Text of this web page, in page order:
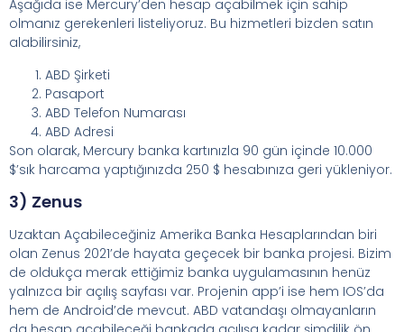
Aşağıda ise Mercury’den hesap açabilmek için sahip
olmanız gerekenleri listeliyoruz. Bu hizmetleri bizden satın
alabilirsiniz,
ABD Şirketi
Pasaport
ABD Telefon Numarası
ABD Adresi
Son olarak, Mercury banka kartınızla 90 gün içinde 10.000
$’sık harcama yaptığınızda 250 $ hesabınıza geri yükleniyor.
3) Zenus
Uzaktan Açabileceğiniz Amerika Banka Hesaplarından biri
olan Zenus 2021’de hayata geçecek bir banka projesi. Bizim
de oldukça merak ettiğimiz banka uygulamasının henüz
yalnızca bir açılış sayfası var. Projenin app’i ise hem IOS’da
hem de Android’de mevcut. ABD vatandaşı olmayanların